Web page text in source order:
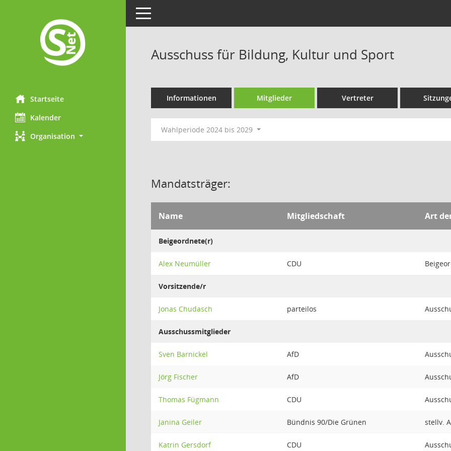
Startseite
Kalender
Organisation
Toggle navigation
Ausschuss für Bildung, Kultur und Sport
Informationen Mitglieder Vertreter
Wahlperiode 2024 bis 2029
Mandatsträger:
Name Mitgliedschaft Art
Beigeordnete(r)
Alex Neumüller CDU
Vorsitzende/r
Jonas Chudasch parteilos
Ausschussmitglieder
Sven Barnickel AfD
Jörg Fischer AfD
Thomas Fügmann CDU
Janina Geiler Bündnis 90/Die Grünen stellv.
Katrin Gersdorf CDU